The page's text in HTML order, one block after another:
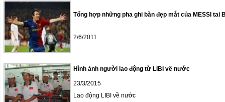
Tổng hợp những pha ghi bàn đẹp mắt của MESSI tai
2/6/2011
Hình ảnh người lao động từ LIBI về nước
23/3/2015
Lao động LIBI về nước